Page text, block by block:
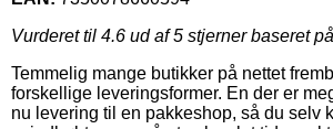
Vurderet til 4.6 ud af 5 stjerner baseret på
Temmelig mange butikker på nettet
forskellige leveringsformer. En der er
nu levering til en pakkeshop, så du selv